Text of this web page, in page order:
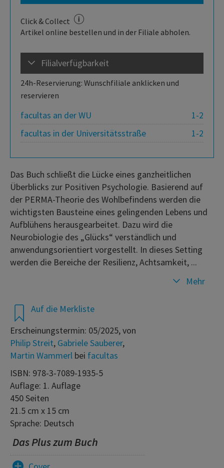
Click & Collect
Artikel online bestellen und in der Filiale abholen.
Filialverfügbarkeit
24h-Reservierung: Wunschfiliale anklicken und
reservieren
1-2
facultas an der WU
1-2
facultas in der Universitätsstraße
Auf die Merkliste
Erscheinungstermin: 05/2025, von
Philip Streit, Gabriele Sauberer,
Martin Wammerl bei facultas
ISBN: 978-3-7089-1935-5
Auflage: 1. Auflage
450 Seiten
21.5 cm x 15 cm
Sprache: Deutsch
Das Plus zum Buch
Das Buch schließt die Lücke eines ganzheitlichen
Überblicks zur Positiven Psychologie. Basierend auf
der PERMA-Theorie des Wohlbefindens werden die
wichtigsten Bausteine eines gelingenden Lebens und
Aufblühens herausgearbeitet. Dazu wird die
Neurobiologie des „Glücks“ verständlich und
anwendungsorientiert vorgestellt. In dieses Setting
werden die Bereiche der Resilienz, Achtsamkeit, ...
Mehr